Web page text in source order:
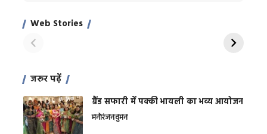
Web Stories
साहिल खान
जरूर पढ़ें
ग्रैंड सफारी में पक्की भायली का भव्य आयोजन
मनोरंजनवुमन